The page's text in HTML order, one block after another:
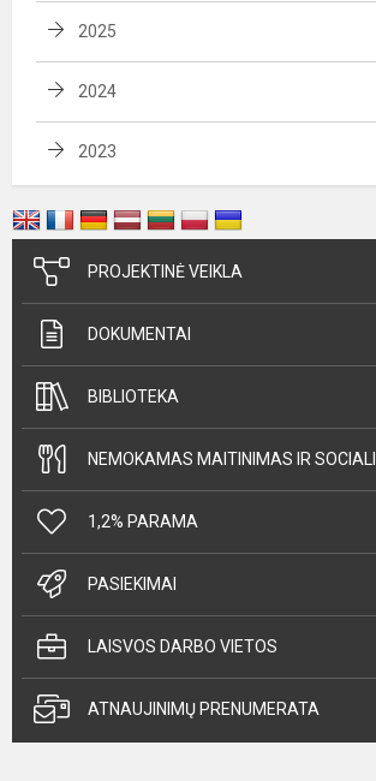
2025
2024
2023
PROJEKTINĖ VEIKLA
DOKUMENTAI
BIBLIOTEKA
NEMOKAMAS MAITINIMAS IR
1,2% PARAMA
PASIEKIMAI
LAISVOS DARBO VIETOS
ATNAUJINIMŲ PRENUMERATA